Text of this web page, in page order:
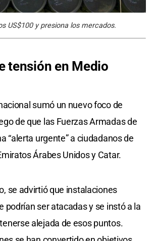
US$100 y presiona los mercados.
tensión en Medio
sumó un nuevo foco de
de que las Fuerzas Armadas de
“alerta urgente” a ciudadanos de
Árabes Unidos y Catar.
se advirtió que instalaciones
podrían ser atacadas y se instó a la
alejada de esos puntos.